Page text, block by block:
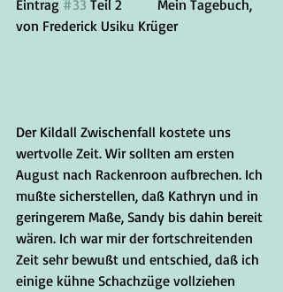
Eintrag #33 Teil 2	Mein Tagebuch,
von Frederick Usiku Krüger
Der Kildall Zwischenfall kostete uns
wertvolle Zeit. Wir sollten am ersten
August nach Rackenroon aufbrechen. Ich
mußte sicherstellen, daß Kathryn und in
geringerem Maße, Sandy bis dahin bereit
wären. Ich war mir der fortschreitenden
Zeit sehr bewußt und entschied, daß ich
einige kühne Schachzüge vollziehen